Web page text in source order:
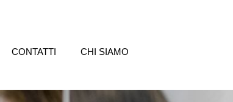
CONTATTI CHI SIAMO